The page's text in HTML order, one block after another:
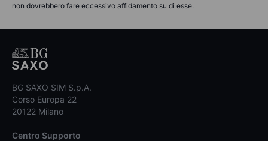
non dovrebbero fare eccessivo affidamento su di esse.
BG SAXO SIM S.p.A.
Corso Europa 22
20122 Milano
Centro Supporto